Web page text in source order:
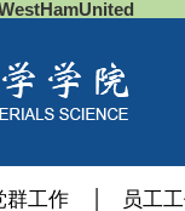
群工作 员工